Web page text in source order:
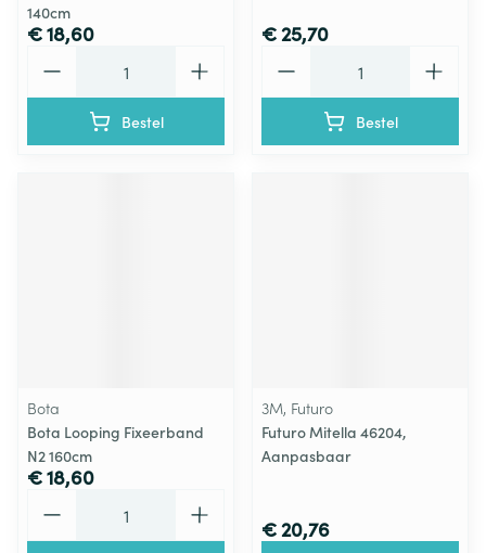
140cm
€ 18,60
Bestel
€ 25,70
Bestel
Bota
Bota Looping Fixeerband
N2 160cm
€ 18,60
3M, Futuro
Futuro Mitella 46204,
Aanpasbaar
€ 20,76